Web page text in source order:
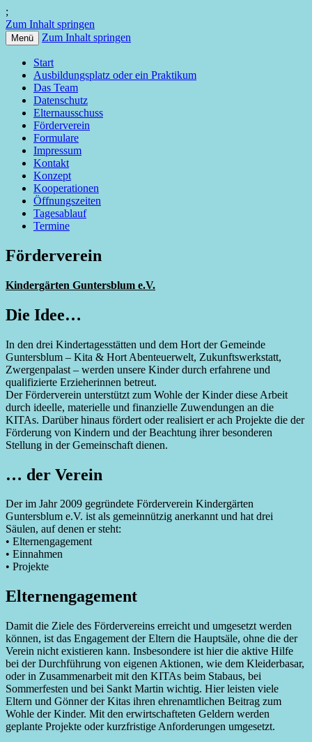
;
Zum Inhalt springen
Kita Hort Abenteuerwelt
Guntersblum
Menü Zum Inhalt springen
Start
Ausbildungsplatz oder ein Praktikum
Das Team
Datenschutz
Elternausschuss
Förderverein
Formulare
Impressum
Kontakt
Konzept
Kooperationen
Öffnungszeiten
Tagesablauf
Termine
Förderverein
Kindergärten Guntersblum e.V.
Die Idee…
In den drei Kindertagesstätten und dem Hort der Gemeinde
Guntersblum – Kita & Hort Abenteuerwelt, Zukunftswerkstatt,
Zwergenpalast – werden unsere Kinder durch erfahrene und
qualifizierte Erzieherinnen betreut.
Der Förderverein unterstützt zum Wohle der Kinder diese Arbeit
durch ideelle, materielle und finanzielle Zuwendungen an die
KITAs. Darüber hinaus fördert oder realisiert er ach Projekte die der
Förderung von Kindern und der Beachtung ihrer besonderen
Stellung in der Gemeinschaft dienen.
… der Verein
Der im Jahr 2009 gegründete Förderverein Kindergärten
Guntersblum e.V. ist als gemeinnützig anerkannt und hat drei
Säulen, auf denen er steht:
• Elternengagement
• Einnahmen
• Projekte
Elternengagement
Damit die Ziele des Fördervereins erreicht und umgesetzt werden
können, ist das Engagement der Eltern die Hauptsäle, ohne die der
Verein nicht existieren kann. Insbesondere ist hier die aktive Hilfe
bei der Durchführung von eigenen Aktionen, wie dem Kleiderbasar,
oder in Zusammenarbeit mit den KITAs beim Stabaus, bei
Sommerfesten und bei Sankt Martin wichtig. Hier leisten viele
Eltern und Gönner der Kitas ihren ehrenamtlichen Beitrag zum
Wohle der Kinder. Mit den erwirtschafteten Geldern werden
geplante Projekte oder kurzfristige Anforderungen umgesetzt.